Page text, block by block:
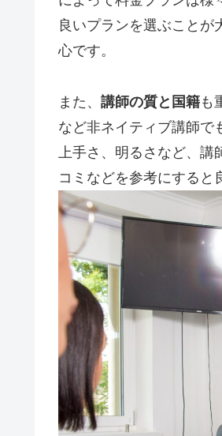
良いプランを選ぶことが
心です。
また、 講師の質と国籍も
など非ネイティブ講師で
上手さ、明るさなど、
コミなどを参考にすると